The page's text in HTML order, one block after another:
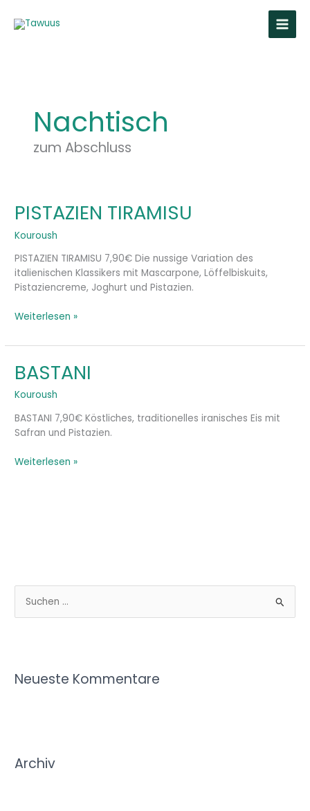
Inhalt
Nachtisch
zum Abschluss
PISTAZIEN TIRAMISU
Kouroush
PISTAZIEN TIRAMISU 7,90€ Die nussige Variation des
italienischen Klassikers mit Mascarpone, Löffelbiskuits,
Pistaziencreme, Joghurt und Pistazien.
PISTAZIEN
TIRAMISU
Weiterlesen »
BASTANI
Kouroush
BASTANI 7,90€ Köstliches, traditionelles iranisches Eis mit
Safran und Pistazien.
BASTANI
Weiterlesen »
u
e
h
Neueste Kommentare
Archiv